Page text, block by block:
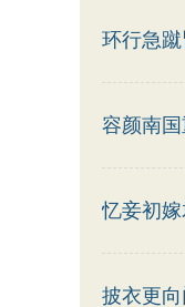
环行急蹴
容颜南国
忆妾初嫁
披衣更向